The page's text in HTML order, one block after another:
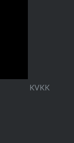
KVKK